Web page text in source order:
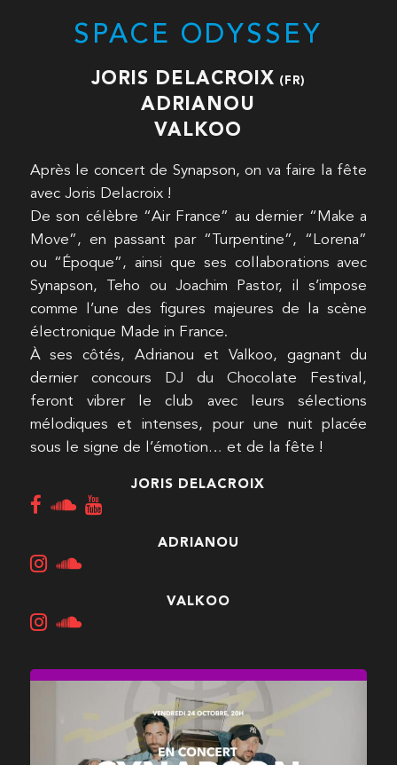
SPACE ODYSSEY
JORIS DELACROIX (FR)
ADRIANOU
VALKOO
Après le concert de Synapson, on va faire la fête
avec Joris Delacroix !
De son célèbre “Air France” au dernier “Make a
Move”, en passant par “Turpentine”, “Lorena”
ou “Époque”, ainsi que ses collaborations avec
Synapson, Teho ou Joachim Pastor, il s’impose
comme l’une des figures majeures de la scène
électronique Made in France.
À ses côtés, Adrianou et Valkoo, gagnant du
dernier concours DJ du Chocolate Festival,
feront vibrer le club avec leurs sélections
mélodiques et intenses, pour une nuit placée
sous le signe de l’émotion… et de la fête !
JORIS DELACROIX
ADRIANOU
VALKOO